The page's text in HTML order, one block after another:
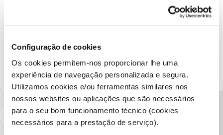
Configuração de cookies
Os cookies permitem-nos proporcionar lhe uma
experiência de navegação personalizada e segura.
Utilizamos cookies e/ou ferramentas similares nos
nossos websites ou aplicações que são necessários
para o seu bom funcionamento técnico (cookies
necessários para a prestação de serviço).
Siga os perfis da moderação, através da opção "Seguir", para estar
sempre a par das ultimas novidades.